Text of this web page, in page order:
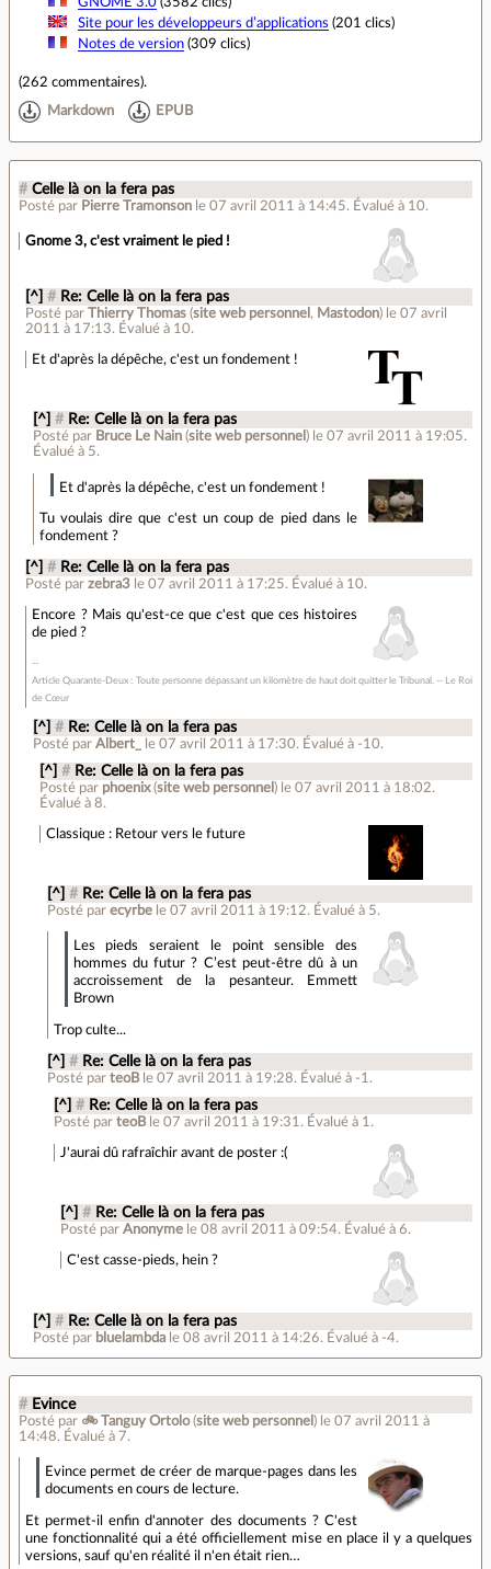
Site pour les développeurs d’applications (201 clics)
Notes de version(309 clics)
(262 commentaires).
Markdown EPUB
# Celle là on la fera pas
Posté par Pierre Tramonson le 07 avril 2011 à 14:45. Évalué à 10.
Gnome 3, c'est vraiment le pied !
[^] # Re: Celle là on la fera pas
Posté parThierry Thomas (site web personnel , Mastodon) le 07 avril
2011 à 17:13. Évalué à 10.
Et d'après la dépêche, c'est un fondement !
[^] # Re: Celle là on la fera pas
Posté par Bruce Le Nain(site web personnel ) le 07 avril 2011 à 19:05.
Évalué à 5.
Et d'après la dépêche, c'est un fondement !
Tu voulais dire que c'est un coup de pied dans le
fondement ?
[^] # Re: Celle là on la fera pas
Posté parzebra3 le 07 avril 2011 à 17:25. Évalué à 10.
Encore ? Mais qu'est-ce que c'est que ces histoires
de pied ?
Article Quarante-Deux : Toute personne dépassant un kilomètre de haut doit quitter le Tribunal. -- Le Roi
de Cœur
[^] # Re: Celle là on la fera pas
Posté par Albert_ le 07 avril 2011 à 17:30. Évalué à -10.
[^] # Re: Celle là on la fera pas
Posté par phoenix(site web personnel ) le 07 avril 2011 à 18:02.
Évalué à8.
Classique : Retour vers le future
[^] # Re: Celle là on la fera pas
Posté par ecyrbe le 07 avril 2011 à 19:12. Évalué à 5.
Les pieds seraient le point sensible des
hommes du futur ? C’est peut-être dû à un
accroissement de la pesanteur. Emmett
Brown
Trop culte...
[^] # Re: Celle là on la fera pas
Posté par teoB le 07 avril 2011 à 19:28. Évalué à -1 .
[^] # Re: Celle là on la fera pas
Posté par teoB le 07 avril 2011 à 19:31 . Évalué à 1 .
J'aurai dû rafraîchir avant de poster :(
[^] # Re: Celle là on la fera pas
Posté parAnonyme le 08 avril 2011 à 09:54. Évalué à6.
C'est casse-pieds, hein ?
[^] # Re: Celle là on la fera pas
Posté par bluelambda le 08 avril 2011 à 14:26. Évalué à -4.
# Evince
Posté par 🚲 Tanguy Ortolo(site web personnel ) le 07 avril 2011 à
14:48. Évalué à 7.
Evince permet de créer de marque-pages dans les
documents en cours de lecture.
Et permet-il enfin d'annoter des documents ? C'est
une fonctionnalité qui a été officiellement mise en place il y a quelques
versions, sauf qu'en réalité il n'en était rien…